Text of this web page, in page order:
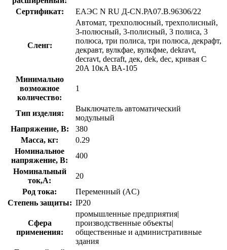
Сертификат:
ЕАЭС N RU Д-CN.РА07.B.96306/22
Сленг:
Автомат, трехполюсный, трехполисный,
3-полюсный, 3-полисный, 3 полиса, 3
полюса, три полиса, три полюса, декрафт,
декравт, вулкфае, вулкфме, dekravt,
decravt, decraft, дек, dek, dec, кривая C
20A 10кА ВА-105
Минимально
возможное
количество:
1
Тип изделия:
Выключатель автоматический
модульный
Напряжение, В:
380
Масса, кг:
0.29
Номинальное
напряжение, В:
400
Номинальный
ток,А:
20
Род тока:
Переменный (AC)
Степень защиты: IP20
Сфера
применения:
промышленные предприятия|
производственные объекты|
общественные и административные
здания